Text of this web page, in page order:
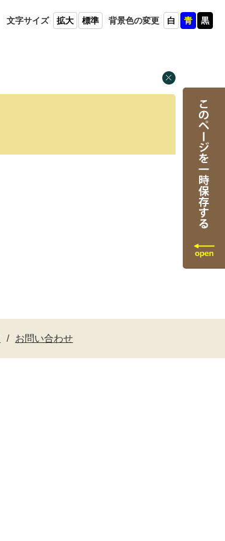
文字サイズ 拡大 標準 背景色の変更 白 青 黒
お問い合わせ